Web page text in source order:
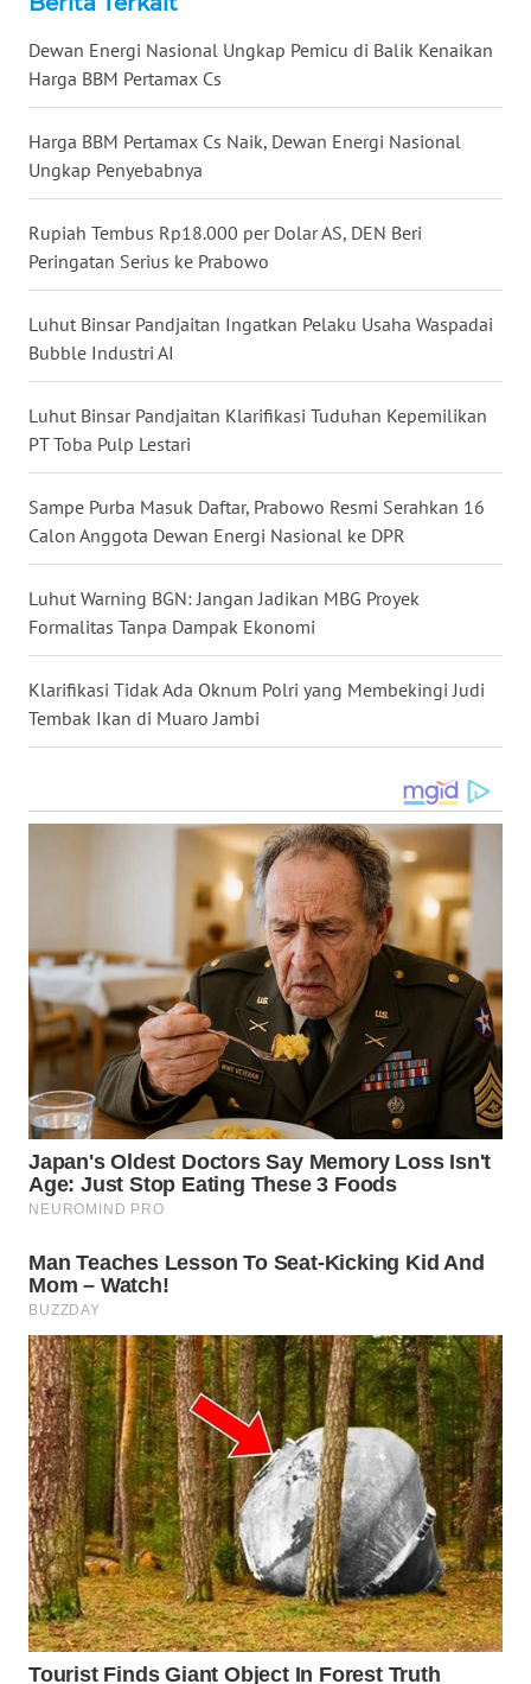
Dewan Energi Nasional Ungkap Pemicu di Balik Kenaikan
Harga BBM Pertamax Cs
Harga BBM Pertamax Cs Naik, Dewan Energi Nasional
Ungkap Penyebabnya
Rupiah Tembus Rp18.000 per Dolar AS, DEN Beri
Peringatan Serius ke Prabowo
Luhut Binsar Pandjaitan Ingatkan Pelaku Usaha Waspadai
Bubble Industri AI
Luhut Binsar Pandjaitan Klarifikasi Tuduhan Kepemilikan
PT Toba Pulp Lestari
Sampe Purba Masuk Daftar, Prabowo Resmi Serahkan 16
Calon Anggota Dewan Energi Nasional ke DPR
Luhut Warning BGN: Jangan Jadikan MBG Proyek
Formalitas Tanpa Dampak Ekonomi
Klarifikasi Tidak Ada Oknum Polri yang Membekingi Judi
Tembak Ikan di Muaro Jambi
WN
WN
WN
WN
DANAU
TOBA
WN
NIAS
WN
LANGKAT
WN
SELATAN
TANJUNG
LESUNG
KARO
WN
LABUHANBATU
WN
TAPANULI
TENGAH
WN DELI
SERDANG
TEBING
TINGGI
WN
PAKPAK
WN
KARAWANG
WN
BEKASI
WN
BOGOR